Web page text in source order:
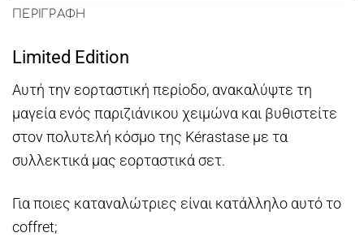
ΠΕΡΙΓΡΑΦΉ
Limited Edition
Αυτή την εορταστική περίοδο, ανακαλύψτε τη
μαγεία ενός παριζιάνικου χειμώνα και βυθιστείτε
στον πολυτελή κόσμο της Kérastase με τα
συλλεκτικά μας εορταστικά σετ.
Για ποιες καταναλώτριες είναι κατάλληλο αυτό το
coffret;